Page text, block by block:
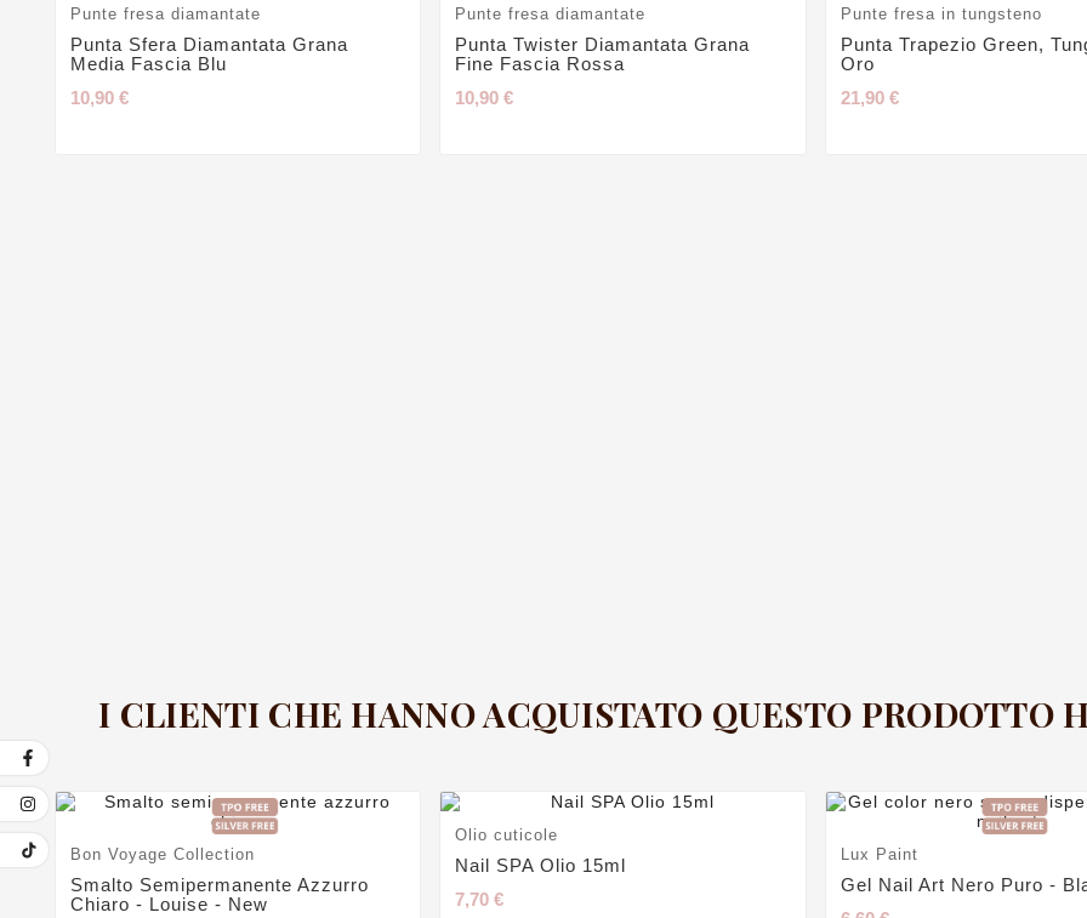
Punte fresa diamantate
Punta Sfera Diamantata Grana
Media Fascia Blu
10,90 €
Punte fresa diamantate
Punta Twister Diamantata Grana
Fine Fascia Rossa
10,90 €
Punte fresa in tungsteno
Punta Trapezio Green,
Oro
21,90 €
I CLIENTI CHE HANNO ACQUISTATO QUESTO PRODOTTO
Bon Voyage Collection
Smalto Semipermanente Azzurro
Chiaro - Louise - New
Olio cuticole
Nail SPA Olio 15ml
7,70 €
Lux Paint
Gel Nail Art Nero Puro -